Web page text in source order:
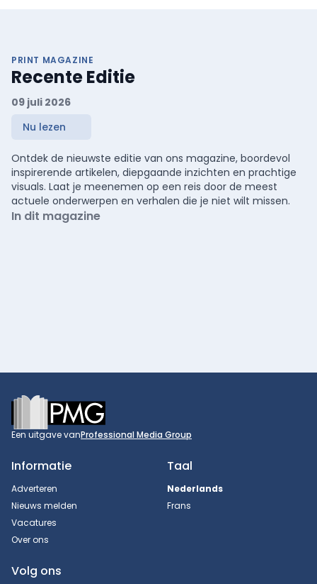
PRINT MAGAZINE
Recente Editie
09 juli 2026
Nu lezen
Ontdek de nieuwste editie van ons magazine, boordevol
inspirerende artikelen, diepgaande inzichten en prachtige
visuals. Laat je meenemen op een reis door de meest
actuele onderwerpen en verhalen die je niet wilt missen.
In dit magazine
Footer
Een uitgave vanProfessional Media Group
Informatie
Adverteren
Nieuws melden
Vacatures
Over ons
Taal
Nederlands
Frans
Volg ons